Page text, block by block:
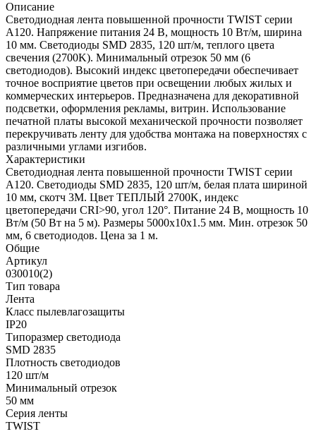
Описание
Светодиодная лента повышенной прочности TWIST серии
A120. Напряжение питания 24 В, мощность 10 Вт/м, ширина
10 мм. Светодиоды SMD 2835, 120 шт/м, теплого цвета
свечения (2700K). Минимальный отрезок 50 мм (6
светодиодов). Высокий индекс цветопередачи обеспечивает
точное восприятие цветов при освещении любых жилых и
коммерческих интерьеров. Предназначена для декоративной
подсветки, оформления рекламы, витрин. Использование
печатной платы высокой механической прочности позволяет
перекручивать ленту для удобства монтажа на поверхностях с
различными углами изгибов.
Характеристики
Светодиодная лента повышенной прочности TWIST серии
A120. Светодиоды SMD 2835, 120 шт/м, белая плата шириной
10 мм, скотч 3M. Цвет ТЕПЛЫЙ 2700K, индекс
цветопередачи CRI>90, угол 120°. Питание 24 В, мощность 10
Вт/м (50 Вт на 5 м). Размеры 5000x10x1.5 мм. Мин. отрезок 50
мм, 6 светодиодов. Цена за 1 м.
Общие
Артикул
030010(2)
Тип товара
Лента
Класс пылевлагозащиты
IP20
Типоразмер светодиода
SMD 2835
Плотность светодиодов
120 шт/м
Минимальный отрезок
50 мм
Серия ленты
TWIST